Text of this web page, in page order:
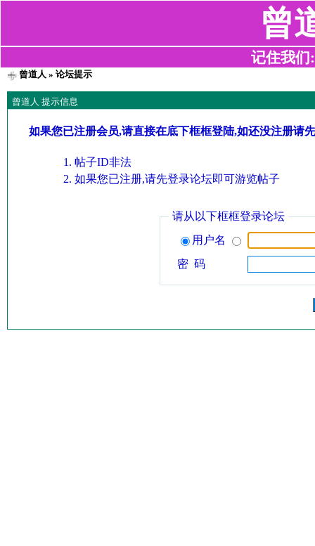
曾
记住我们
曾道人 » 论坛提示
曾道人 提示信息
如果您已注册会员,请直接在底下框框登陆,如还没注册请
帖子ID非法
如果您已注册,请先登录论坛即可游览帖子
请从以下框框登录论坛
用户名
密 码